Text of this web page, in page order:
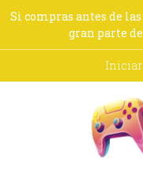
Si compras antes de
gran parte
Iniciar